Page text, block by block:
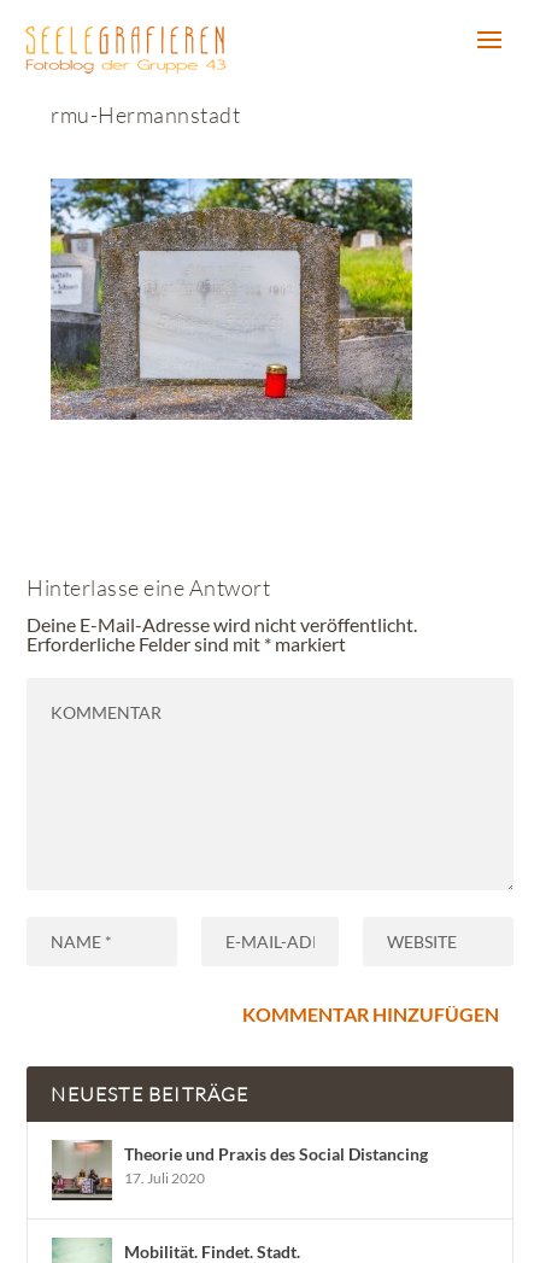
rmu-Hermannstadt
Hinterlasse eine Antwort
Deine E-Mail-Adresse wird nicht veröffentlicht.
Erforderliche Felder sind mit * markiert
NEUESTE BEITRÄGE
Theorie und Praxis des Social Distancing
17. Juli 2020
Mobilität. Findet. Stadt.